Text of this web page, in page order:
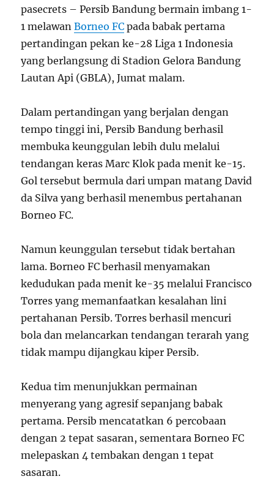
pasecrets – Persib Bandung bermain imbang 1-
1 melawanBorneo FC pada babak pertama
pertandingan pekan ke-28 Liga 1 Indonesia
yang berlangsung di Stadion Gelora Bandung
Lautan Api (GBLA), Jumat malam.
Dalam pertandingan yang berjalan dengan
tempo tinggi ini, Persib Bandung berhasil
membuka keunggulan lebih dulu melalui
tendangan keras Marc Klok pada menit ke-15.
Gol tersebut bermula dari umpan matang David
da Silva yang berhasil menembus pertahanan
Borneo FC.
Namun keunggulan tersebut tidak bertahan
lama. Borneo FC berhasil menyamakan
kedudukan pada menit ke-35 melalui Francisco
Torres yang memanfaatkan kesalahan lini
pertahanan Persib. Torres berhasil mencuri
bola dan melancarkan tendangan terarah yang
tidak mampu dijangkau kiper Persib.
Kedua tim menunjukkan permainan
menyerang yang agresif sepanjang babak
pertama. Persib mencatatkan 6 percobaan
dengan 2 tepat sasaran, sementara Borneo FC
melepaskan 4 tembakan dengan 1 tepat
sasaran.